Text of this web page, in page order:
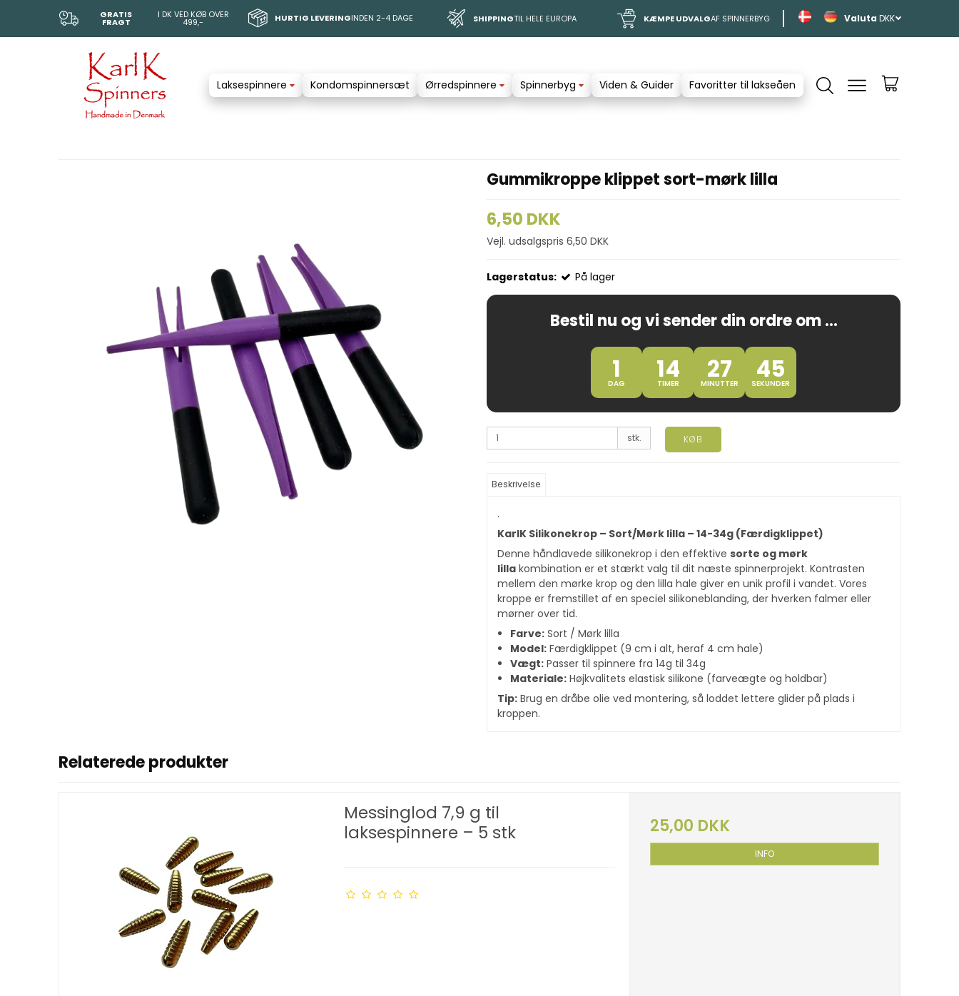
GRATIS
FRAGT
I DK VED KØB OVER
499,- HURTIG LEVERINGINDEN 2-4 DAGE SHIPPINGTIL HELE EUROPA KÆMPE UDVALGAF SPINNERBYG DKK
Laksespinnere Kondomspinnersæt Ørredspinnere Spinnerbyg Viden & Guider Favoritter til lakseåen
Gummikroppe klippet sort-mørk lilla
6,50 DKK
Vejl. udsalgspris 6,50 DKK
Lagerstatus: På lager
Bestil nu og vi sender din ordre om ...
1
DAG 14
TIMER 27
MINUTTER 44
SEKUNDER
stk. KØB
Beskrivelse
.
KarlK Silikonekrop – Sort/Mørk lilla – 14-34g (Færdigklippet)
Denne håndlavede silikonekrop i den effektive sorte og mørk
lilla kombination er et stærkt valg til dit næste spinnerprojekt. Kontrasten
mellem den mørke krop og den lilla hale giver en unik profil i vandet. Vores
kroppe er fremstillet af en speciel silikoneblanding, der hverken falmer eller
mørner over tid.
Farve:Sort / Mørk lilla
Model:Færdigklippet (9 cm i alt, heraf 4 cm hale)
Vægt:Passer til spinnere fra 14g til 34g
Materiale:Højkvalitets elastisk silikone (farveægte og holdbar)
Tip: Brug en dråbe olie ved montering, så loddet lettere glider på plads i
kroppen.
Relaterede produkter
Messinglod 7,9 g til
laksespinnere – 5 stk
25,00 DKK
INFO